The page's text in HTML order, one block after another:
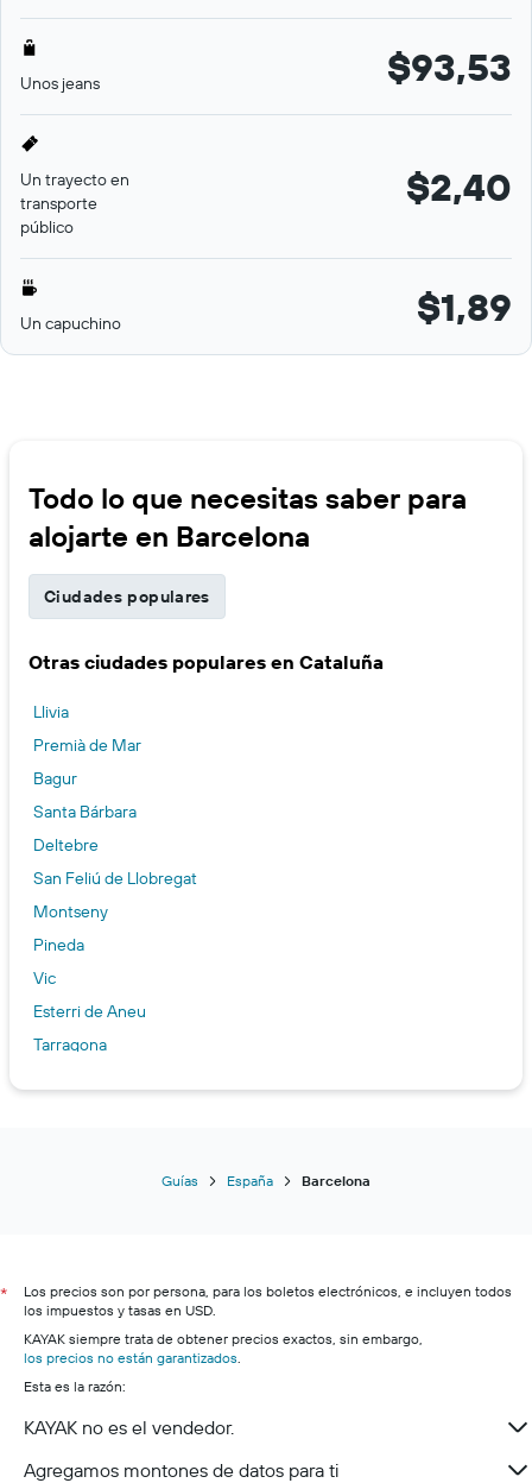
Unos jeans $93,53
Un trayecto en
transporte
público
$2,40
Un capuchino $1,89
Todo lo que necesitas saber para
alojarte en Barcelona
Ciudades populares
Otras ciudades populares en Cataluña
Llivia
Premià de Mar
Bagur
Santa Bárbara
Deltebre
San Feliú de Llobregat
Montseny
Pineda
Vic
Esterri de Aneu
Tarragona
Sant Carles de la Ràpita
Estartit
Llavorsí
Roda de Barà
Tossa de Mar
Guías España Barcelona
*
Los precios son por persona, para los boletos electrónicos, e incluyen todos
los impuestos y tasas en USD.
KAYAK siempre trata de obtener precios exactos, sin embargo,
los precios no están garantizados.
Esta es la razón:
KAYAK no es el vendedor.
Agregamos montones de datos para ti